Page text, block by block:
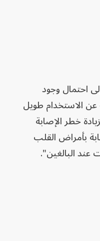
احتمال وجود
عن الاستخدام طويل
خطر الإصابة
بأمراض القلب
عند البالغين".